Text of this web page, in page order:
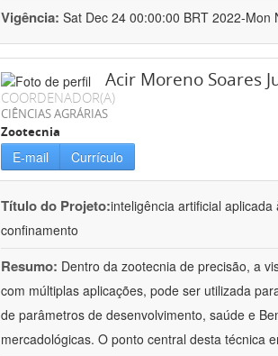
Vigência: Sat Dec 24 00:00:00 BRT 2022-Mon
Acir Moreno Soares
COORDENADOR(A)
CIÊNCIAS AGRÁRIAS
Zootecnia
E-mail Currículo
Título do Projeto:inteligência artificial
confinamento
Resumo: Dentro da zootecnia de precisão, a
com múltiplas aplicações, pode ser utilizada
de parâmetros de desenvolvimento, saúde e
mercadológicas. O ponto central desta técnica